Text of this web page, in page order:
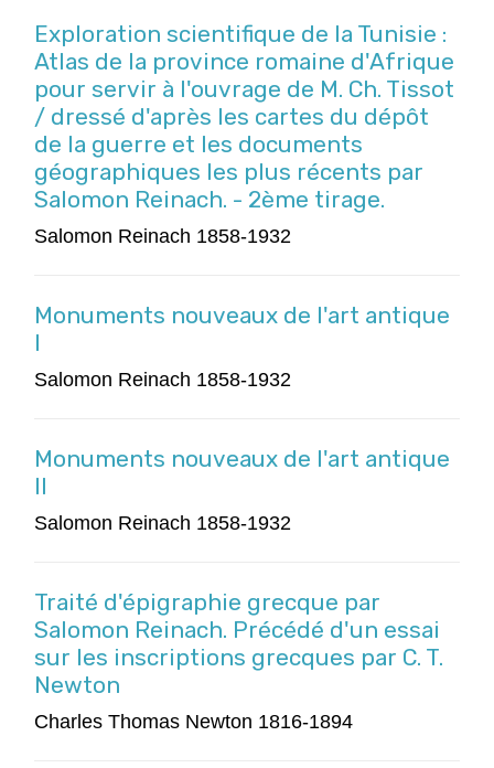
Exploration scientifique de la Tunisie :
Atlas de la province romaine d'Afrique
pour servir à l'ouvrage de M. Ch. Tissot
/ dressé d'après les cartes du dépôt
de la guerre et les documents
géographiques les plus récents par
Salomon Reinach. - 2ème tirage.
Salomon Reinach 1858-1932
Monuments nouveaux de l'art antique
Salomon Reinach 1858-1932
Monuments nouveaux de l'art antique
Salomon Reinach 1858-1932
Traité d'épigraphie grecque par
Salomon Reinach. Précédé d'un essai
sur les inscriptions grecques par C. T.
Newton
Charles Thomas Newton 1816-1894